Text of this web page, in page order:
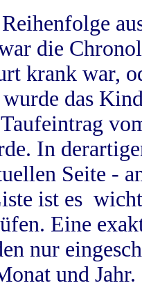
die
krank war,
das
Taufeintrag
In
Seite -
ist es
Eine
nur
und Jahr.